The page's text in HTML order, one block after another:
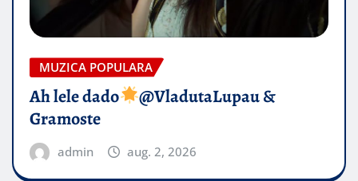
MUZICA POPULARA
Ah lele dado​
@VladutaLupau &
Gramoste
admin aug. 2, 2026